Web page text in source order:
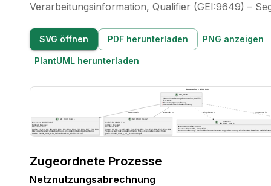
Verarbeitungsinformation, Qualifier (GEI:9649) –
SVG öffnen PDF herunterladen PNG anzeigen
PlantUML herunterladen
Zugeordnete Prozesse
Netznutzungsabrechnung